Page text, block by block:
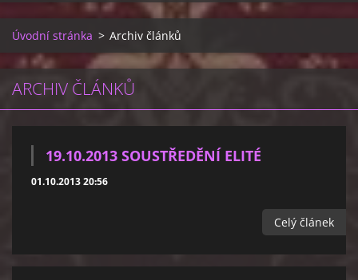
Úvodní stránka > Archiv článků
ARCHIV ČLÁNKŮ
19.10.2013 SOUSTŘEDĚNÍ ELITÉ
01.10.2013 20:56
Celý článek